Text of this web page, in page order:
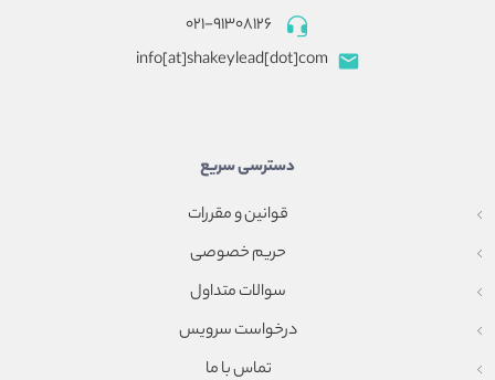
۰۲۱-۹۱۳۰۸۱۲۶
دسترسی سریع
قوانین و مقررات
حریم خصوصی
سوالات متداول
درخواست سرویس
تماس با ما